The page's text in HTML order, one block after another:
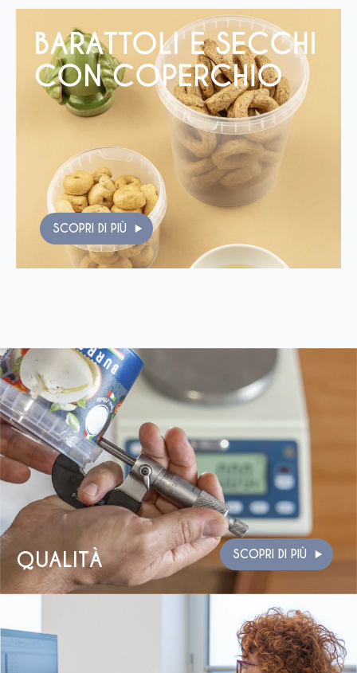
SCOPRI DI PIÙ
QUALITÀ SCOPRI DI PIÙ